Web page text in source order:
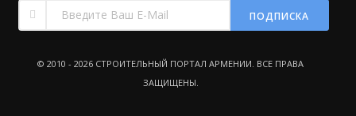
ПОДПИСКА
© 2010 - 2026 СТРОИТЕЛЬНЫЙ ПОРТАЛ АРМЕНИИ . ВСЕ ПРАВА
ЗАЩИЩЕНЫ.